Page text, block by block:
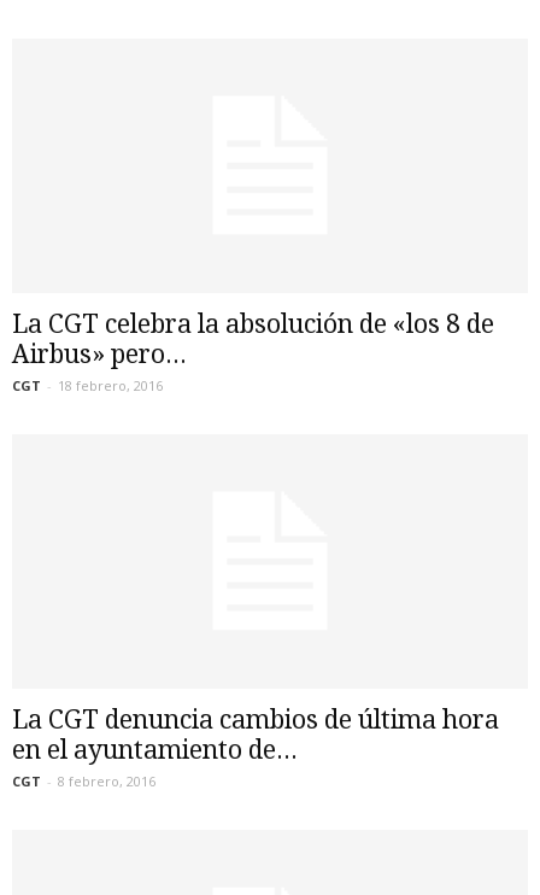
La CGT celebra la absolución de «los 8 de
Airbus» pero...
CGT - 18 febrero, 2016
La CGT denuncia cambios de última hora
en el ayuntamiento de...
CGT - 8 febrero, 2016